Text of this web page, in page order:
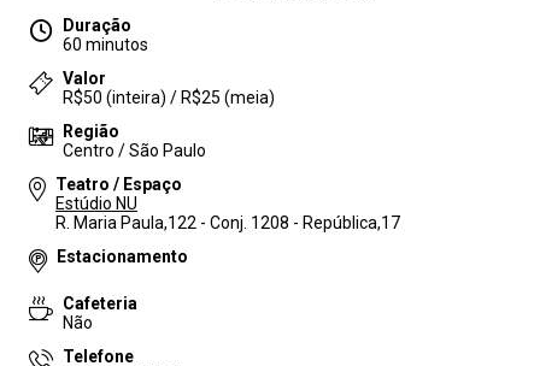
Duração
60 minutos
Valor
R$50 (inteira) / R$25 (meia)
Região
Centro / São Paulo
Teatro / Espaço
Estúdio NU
R. Maria Paula,122 - Conj. 1208 - República,17
Estacionamento
Cafeteria
Não
Telefone